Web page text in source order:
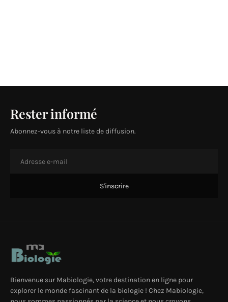
Rester informé
Abonnez-vous à notre liste de diffusion.
Bienvenue sur Mabiologie, votre destination en ligne pour
explorer le monde fascinant de la biologie ! Chez Mabiologie,